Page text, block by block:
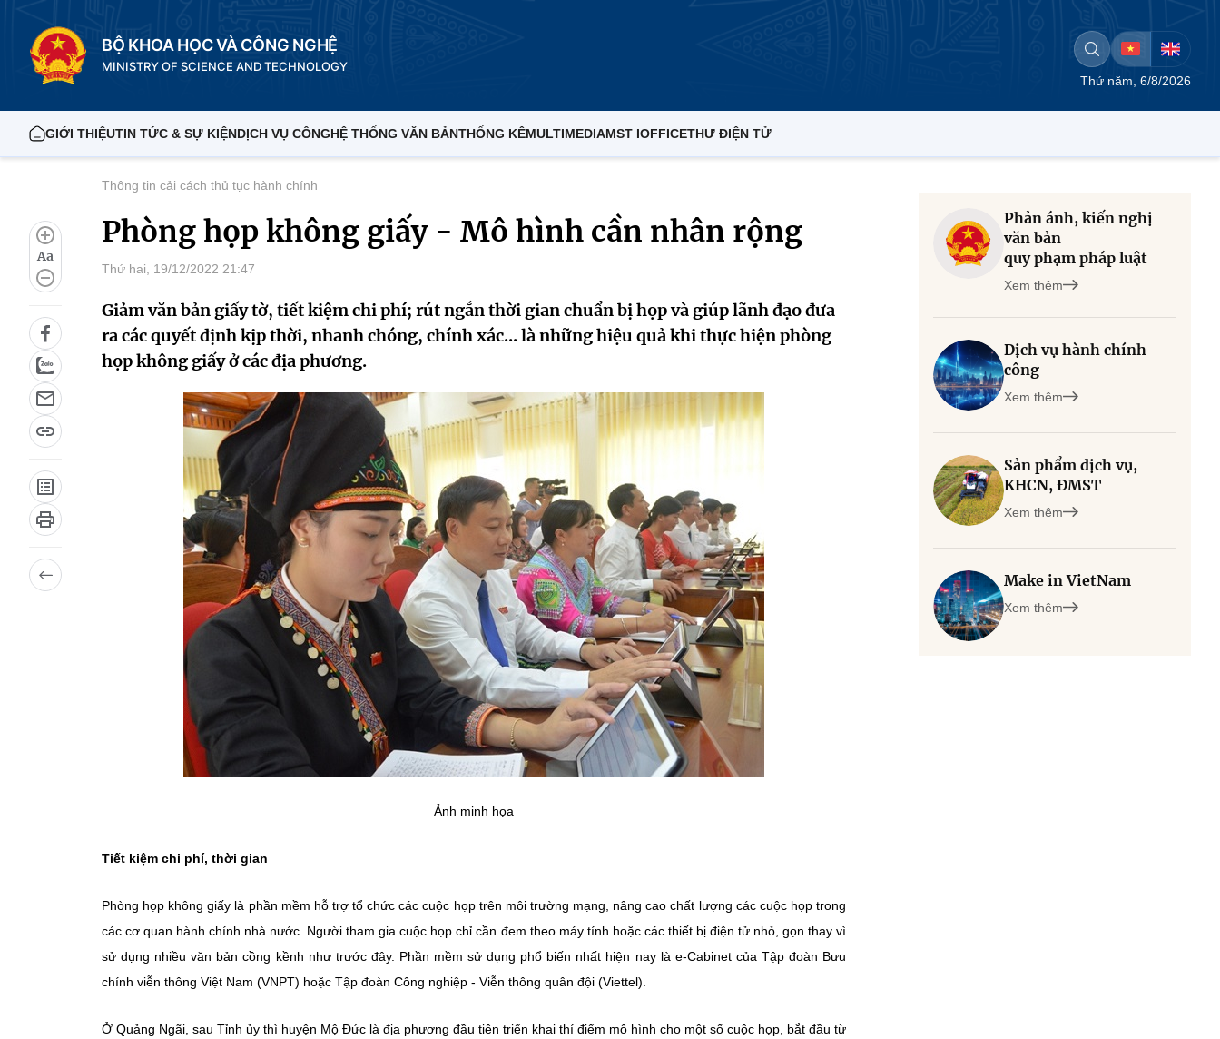
BỘ KHOA HỌC VÀ CÔNG NGHỆ
MINISTRY OF SCIENCE AND TECHNOLOGY
Thứ năm, 6/8/2026
GIỚI THIỆUTIN TỨC & SỰ KIỆNDỊCH VỤ CÔNGHỆ THỐNG VĂN BẢNTHỐNG KÊMULTIMEDIAMST IOFFICETHƯ ĐIỆN TỬ
Aa
Thông tin cải cách thủ tục hành chính
Phòng họp không giấy - Mô hình cần nhân rộng
Thứ hai, 19/12/2022 21:47
Giảm văn bản giấy tờ, tiết kiệm chi phí; rút ngắn thời gian chuẩn bị họp và giúp lãnh đạo đưa
ra các quyết định kịp thời, nhanh chóng, chính xác... là những hiệu quả khi thực hiện phòng
họp không giấy ở các địa phương.
Ảnh minh họa
Tiết kiệm chi phí, thời gian
Phòng họp không giấy là phần mềm hỗ trợ tổ chức các cuộc họp trên môi trường mạng, nâng cao chất lượng các cuộc họp trong
các cơ quan hành chính nhà nước. Người tham gia cuộc họp chỉ cần đem theo máy tính hoặc các thiết bị điện tử nhỏ, gọn thay vì
sử dụng nhiều văn bản cồng kềnh như trước đây. Phần mềm sử dụng phổ biến nhất hiện nay là e-Cabinet của Tập đoàn Bưu
chính viễn thông Việt Nam (VNPT) hoặc Tập đoàn Công nghiệp - Viễn thông quân đội (Viettel).
Ở Quảng Ngãi, sau Tỉnh ủy thì huyện Mộ Đức là địa phương đầu tiên triển khai thí điểm mô hình cho một số cuộc họp, bắt đầu từ
Phản ánh, kiến nghị
văn bản
quy phạm pháp luật
Xem thêm
Dịch vụ hành chính
công
Xem thêm
Sản phẩm dịch vụ,
KHCN, ĐMST
Xem thêm
Make in VietNam
Xem thêm